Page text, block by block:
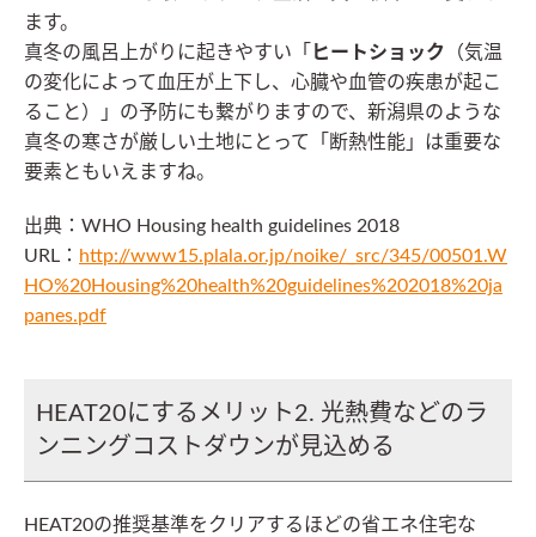
ます。
真冬の風呂上がりに起きやすい「 ヒートショック
（気温
の変化によって血圧が上下し、心臓や血管の疾患が起こ
ること）」の予防にも繋がりますので、新潟県のような
真冬の寒さが厳しい土地にとって「断熱性能」は重要な
要素ともいえますね。
出典：WHO Housing health guidelines 2018
URL： http://www15.plala.or.jp/noike/_src/345/00501.W
HO%20Housing%20health%20guidelines%202018%20ja
panes.pdf
HEAT20にするメリット2. 光熱費などのラ
ンニングコストダウンが見込める
HEAT20の推奨基準をクリアするほどの省エネ住宅な